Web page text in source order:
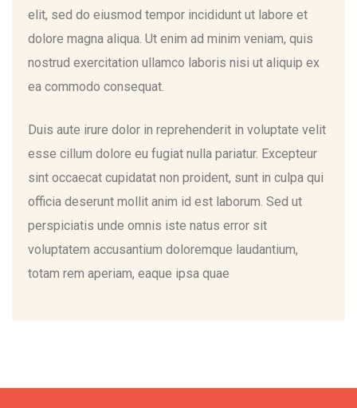
elit, sed do eiusmod tempor incididunt ut labore et
dolore magna aliqua. Ut enim ad minim veniam, quis
nostrud exercitation ullamco laboris nisi ut aliquip ex
ea commodo consequat.
Duis aute irure dolor in reprehenderit in voluptate velit
esse cillum dolore eu fugiat nulla pariatur. Excepteur
sint occaecat cupidatat non proident, sunt in culpa qui
officia deserunt mollit anim id est laborum. Sed ut
perspiciatis unde omnis iste natus error sit
voluptatem accusantium doloremque laudantium,
totam rem aperiam, eaque ipsa quae